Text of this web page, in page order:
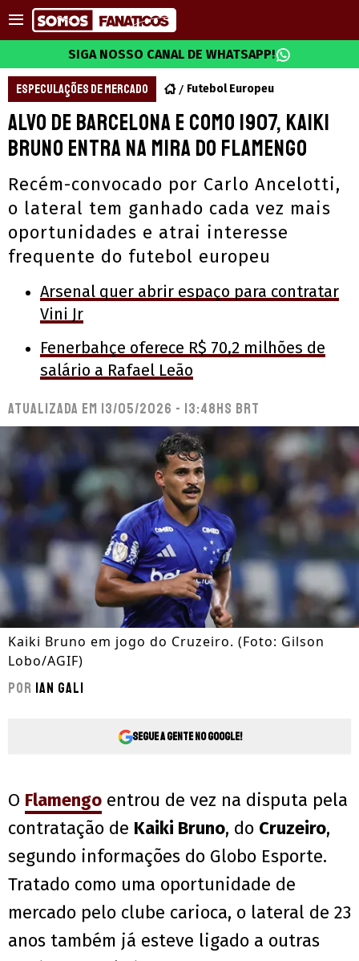
SIGA NOSSO CANAL DE WHATSAPP!
ESPECULAÇÕES DE MERCADO Futebol Europeu
Alvo de Barcelona e Como 1907, Kaiki
Bruno entra na mira do Flamengo
Recém-convocado por Carlo Ancelotti,
o lateral tem ganhado cada vez mais
oportunidades e atrai interesse
frequente do futebol europeu
Arsenal quer abrir espaço para contratar
Vini Jr
Fenerbahçe oferece R$ 70,2 milhões de
salário a Rafael Leão
Atualizada em 13/05/2026 - 13:48hs BRT
Kaiki Bruno em jogo do Cruzeiro. (Foto: Gilson
Lobo/AGIF)
Por Ian Gali
Segue a gente no Google!
O Flamengo entrou de vez na disputa pela
contratação de Kaiki Bruno, do Cruzeiro,
segundo informações do Globo Esporte.
Tratado como uma oportunidade de
mercado pelo clube carioca, o lateral de 23
anos também já esteve ligado a outras